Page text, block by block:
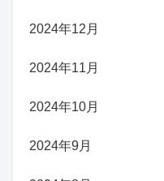
2024年12月
2024年11月
2024年10月
2024年9月